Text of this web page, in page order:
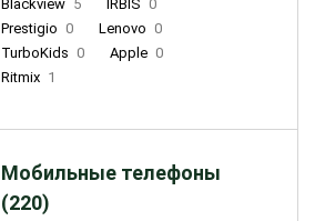
Blackview 5 IRBIS 0
Prestigio 0 Lenovo 0
TurboKids 0 Apple 0
Ritmix 1
Мобильные телефоны
(220)